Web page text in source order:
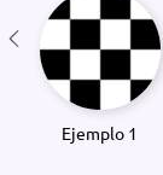
Ejemplo 1